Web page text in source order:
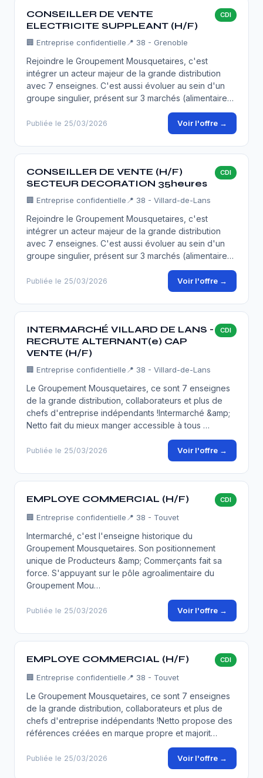
CONSEILLER DE VENTE
ELECTRICITE SUPPLEANT (H/F)
CDI
🏢 Entreprise confidentielle 📍 38 - Grenoble
Rejoindre le Groupement Mousquetaires, c'est
intégrer un acteur majeur de la grande distribution
avec 7 enseignes. C'est aussi évoluer au sein d'un
groupe singulier, présent sur 3 marchés (alimentaire…
Publiée le 25/03/2026 Voir l'offre →
CONSEILLER DE VENTE (H/F)
SECTEUR DECORATION 35heures
CDI
🏢 Entreprise confidentielle 📍 38 - Villard-de-Lans
Rejoindre le Groupement Mousquetaires, c'est
intégrer un acteur majeur de la grande distribution
avec 7 enseignes. C'est aussi évoluer au sein d'un
groupe singulier, présent sur 3 marchés (alimentaire…
Publiée le 25/03/2026 Voir l'offre →
INTERMARCHÉ VILLARD DE LANS -
RECRUTE ALTERNANT(e) CAP
VENTE (H/F)
CDI
🏢 Entreprise confidentielle 📍 38 - Villard-de-Lans
Le Groupement Mousquetaires, ce sont 7 enseignes
de la grande distribution, collaborateurs et plus de
chefs d'entreprise indépendants !Intermarché &amp;
Netto fait du mieux manger accessible à tous …
Publiée le 25/03/2026 Voir l'offre →
EMPLOYE COMMERCIAL (H/F) CDI
🏢 Entreprise confidentielle 📍 38 - Touvet
Intermarché, c'est l'enseigne historique du
Groupement Mousquetaires. Son positionnement
unique de Producteurs &amp; Commerçants fait sa
force. S'appuyant sur le pôle agroalimentaire du
Groupement Mou…
Publiée le 25/03/2026 Voir l'offre →
EMPLOYE COMMERCIAL (H/F) CDI
🏢 Entreprise confidentielle 📍 38 - Touvet
Le Groupement Mousquetaires, ce sont 7 enseignes
de la grande distribution, collaborateurs et plus de
chefs d'entreprise indépendants !Netto propose des
références créées en marque propre et majorit…
Publiée le 25/03/2026 Voir l'offre →